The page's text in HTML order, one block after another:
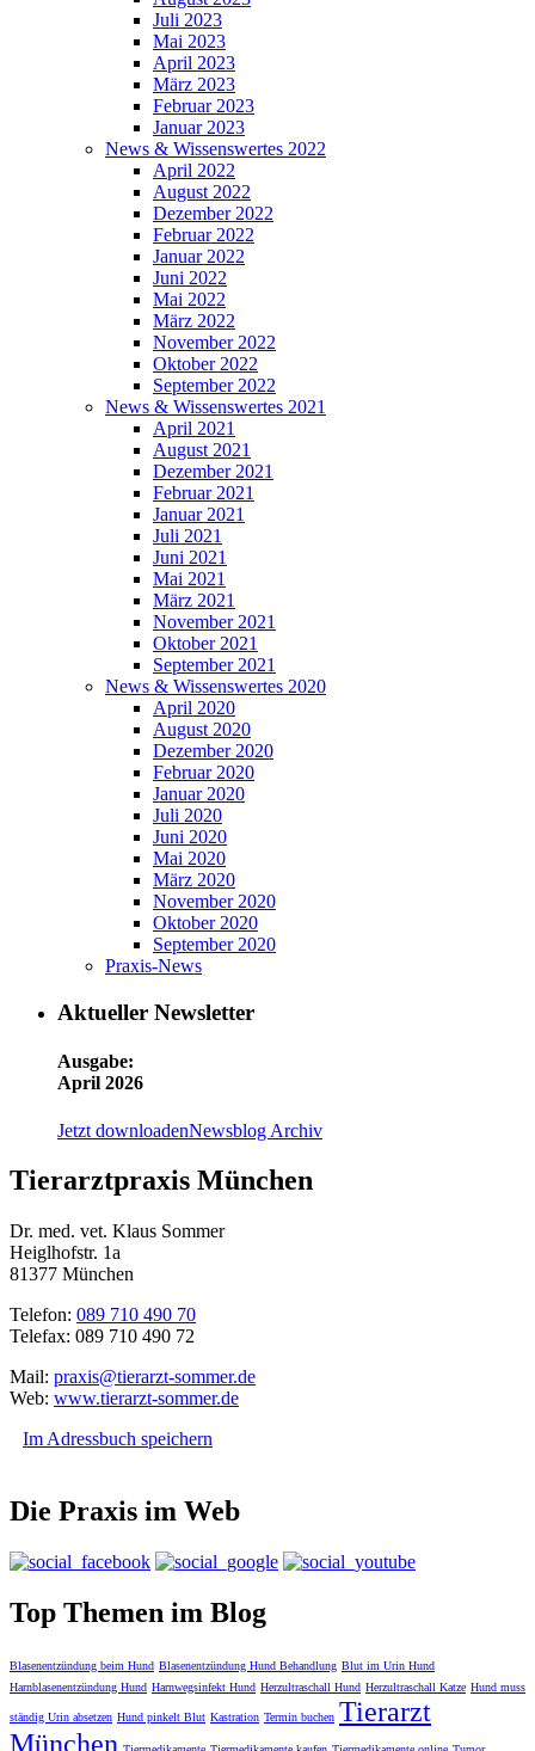
Juli 2023
Mai 2023
April 2023
März 2023
Februar 2023
Januar 2023
News & Wissenswertes 2022
April 2022
August 2022
Dezember 2022
Februar 2022
Januar 2022
Juni 2022
Mai 2022
März 2022
November 2022
Oktober 2022
September 2022
News & Wissenswertes 2021
April 2021
August 2021
Dezember 2021
Februar 2021
Januar 2021
Juli 2021
Juni 2021
Mai 2021
März 2021
November 2021
Oktober 2021
September 2021
News & Wissenswertes 2020
April 2020
August 2020
Dezember 2020
Februar 2020
Januar 2020
Juli 2020
Juni 2020
Mai 2020
März 2020
November 2020
Oktober 2020
September 2020
Praxis-News
Aktueller Newsletter
Ausgabe:
April 2026
Jetzt downloadenNewsblog Archiv
Tierarztpraxis München
Dr. med. vet. Klaus Sommer
Heiglhofstr. 1a
81377 München
Telefon: 089 710 490 70
Telefax: 089 710 490 72
Mail: praxis@tierarzt-sommer.de
Web: www.tierarzt-sommer.de
Im Adressbuch speichern
Die Praxis im Web
Top Themen im Blog
Blasenentzündung beim Hund Blasenentzündung Hund Behandlung Blut im Urin Hund
Harnblasenentzündung Hund Harnwegsinfekt Hund Herzultraschall Hund Herzultraschall Katze Hund muss
ständig Urin absetzen Hund pinkelt Blut Kastration Termin buchen Tierarzt
München